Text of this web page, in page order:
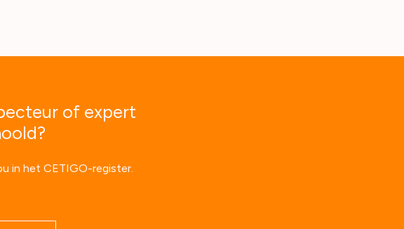
of expert
in het CETIGO-register.